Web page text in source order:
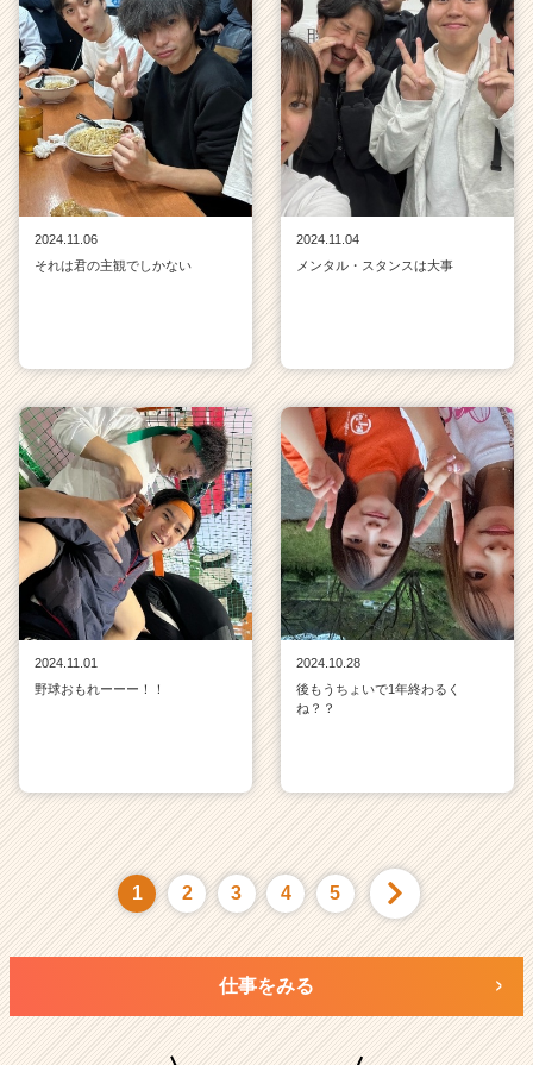
2024.11.06
それは君の主観でしかない
2024.11.04
メンタル・スタンスは大事
2024.11.01
野球おもれーーー！！
2024.10.28
後もうちょいで1年終わるく
ね？？
1 2 3 4 5
仕事をみる